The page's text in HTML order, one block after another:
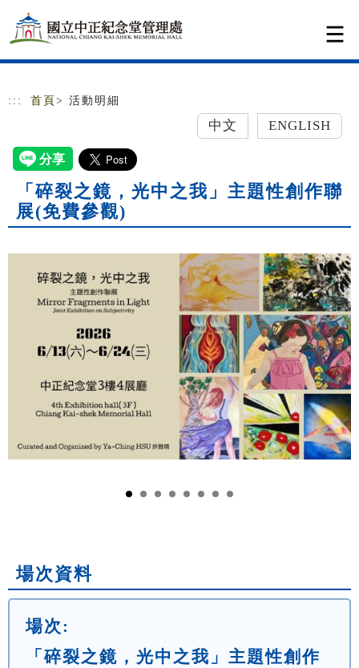
跳到主要內容
網站導覽
::: 首頁 > 活動明細
中文 ENGLISH
「碎裂之鏡，光中之我」主題性創作聯
展(免費參觀)
場次資料
場次:
「碎裂之鏡，光中之我」主題性創作